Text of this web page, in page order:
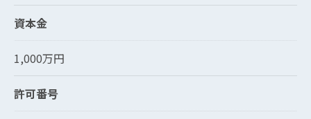
資本金
1,000万円
許可番号